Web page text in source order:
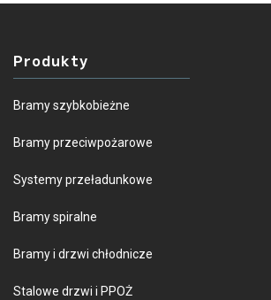
Produkty
Bramy szybkobieżne
Bramy przeciwpożarowe
Systemy przeładunkowe
Bramy spiralne
Bramy i drzwi chłodnicze
Stalowe drzwi i PPOŻ